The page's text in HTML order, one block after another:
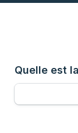
Quelle est